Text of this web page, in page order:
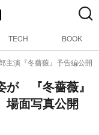
TECH BOOK
主演『冬薔薇』予告編公開
が 『冬薔薇』
場面写真公開